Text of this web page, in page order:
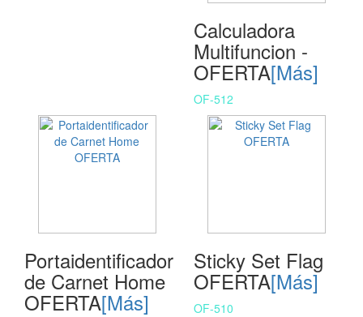
Calculadora
Multifuncion -
OFERTA[Más]
OF-512
Portaidentificador
de Carnet Home
OFERTA[Más]
Sticky Set Flag
OFERTA[Más]
OF-510